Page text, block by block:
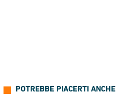
POTREBBE PIACERTI ANCHE